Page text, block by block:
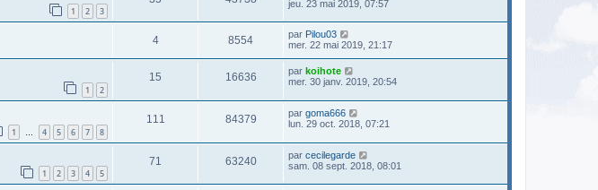
1 2 3
jeu. 23 mai 2019, 07:57
4 8554 par Pilou03
mer. 22 mai 2019, 21:17
1 2
15 16636 par koihote
mer. 30 janv. 2019, 20:54
1 … 4 5 6 7 8
111 84379 par goma666
lun. 29 oct. 2018, 07:21
1 2 3 4 5
71 63240 par cecilegarde
sam. 08 sept. 2018, 08:01